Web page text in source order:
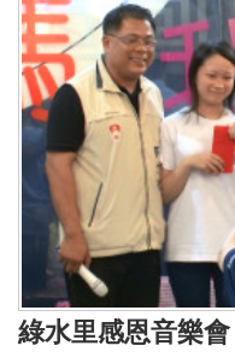
綠水里感恩音樂